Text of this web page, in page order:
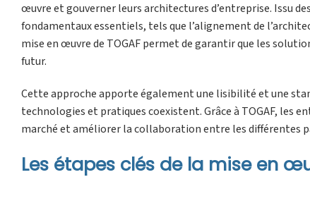
œuvre et gouverner leurs architectures d’entreprise. Issu
fondamentaux essentiels, tels que l’alignement de
mise en œuvre de TOGAF permet de garantir que les
futur.
Cette approche apporte également une lisibilité et une
technologies et pratiques coexistent. Grâce à TOGAF, les
marché et améliorer la collaboration entre les différentes
Les étapes clés de la mise en